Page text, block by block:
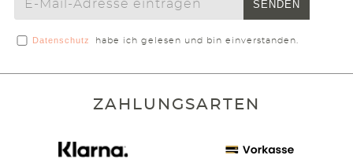
SENDEN
Datenschutz habe ich gelesen und bin einverstanden.
ZAHLUNGSARTEN